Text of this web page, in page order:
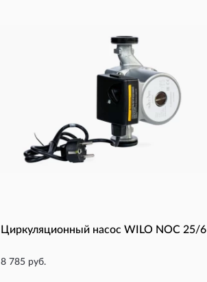
Циркуляционный насос WILO NOC 25/6
8 785 руб.